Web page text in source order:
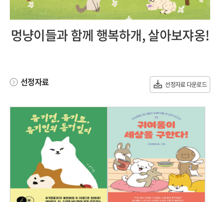
멍냥이들과 함께 행복하개, 살아보쟈옹!
선정자료 선정자료 다운로드